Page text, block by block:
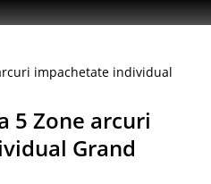
impachetate individual
5 Zone arcuri
Grand